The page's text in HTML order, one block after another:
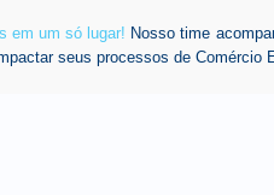
em um só lugar! Nosso time
seus processos de Comércio